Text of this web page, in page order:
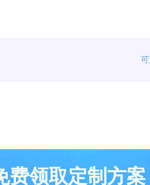
费领取定制方案